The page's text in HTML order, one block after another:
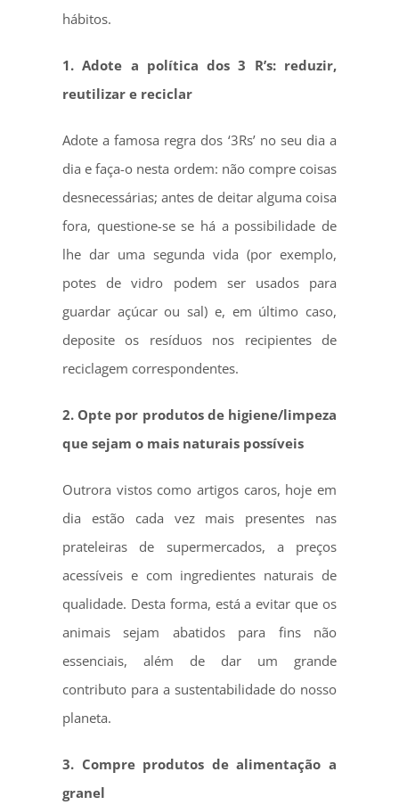
hábitos.
1. Adote a política dos 3 R’s: reduzir,
reutilizar e reciclar
Adote a famosa regra dos ‘3Rs’ no seu dia a
dia e faça-o nesta ordem: não compre coisas
desnecessárias; antes de deitar alguma coisa
fora, questione-se se há a possibilidade de
lhe dar uma segunda vida (por exemplo,
potes de vidro podem ser usados ​​para
guardar açúcar ou sal) e, em último caso,
deposite os resíduos nos recipientes de
reciclagem correspondentes.
2. Opte por produtos de higiene/limpeza
que sejam o mais naturais possíveis
Outrora vistos como artigos caros, hoje em
dia estão cada vez mais presentes nas
prateleiras de supermercados, a preços
acessíveis e com ingredientes naturais de
qualidade. Desta forma, está a evitar que os
animais sejam abatidos para fins não
essenciais, além de dar um grande
contributo para a sustentabilidade do nosso
planeta.
3. Compre produtos de alimentação a
granel